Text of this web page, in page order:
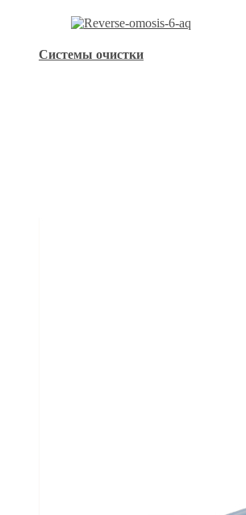
Системы очистки